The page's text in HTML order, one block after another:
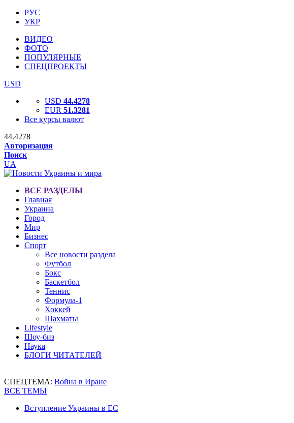
РУС
УКР
ВИДЕО
ФОТО
ПОПУЛЯРНЫЕ
СПЕЦПРОЕКТЫ
USD
USD 44.4278
EUR 51.3281
Все курсы валют
44.4278
Авторизация
Поиск
UA
ВСЕ РАЗДЕЛЫ
Главная
Украина
Город
Мир
Бизнес
Спорт
Все новости раздела
Футбол
Бокс
Баскетбол
Теннис
Формула-1
Хоккей
Шахматы
Lifestyle
Шоу-биз
Наука
БЛОГИ ЧИТАТЕЛЕЙ
СПЕЦТЕМА: Война в Иране
ВСЕ ТЕМЫ
Вступление Украины в ЕС